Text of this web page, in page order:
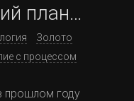
план…
Золото
с процессом
прошлом году